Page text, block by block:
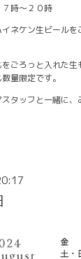
時～２０時
ネケン生ビール
ごろっと入れた
量限定です。
タッフと一緒に